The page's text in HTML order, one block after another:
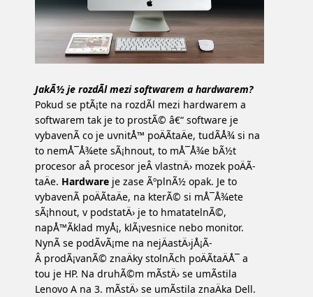
JakÃ½ je rozdÃ­l mezi softwarem a hardwarem?
Pokud se ptÃ¡te na rozdÃ­l mezi hardwarem a
softwarem tak je to prostÃ© â€“ software je
vybavenÃ­ co je uvnitÅ™ poÄÃ­taÄe, tudÃ­Å¾ si na
to nemÅ¯Å¾ete sÃ¡hnout, to mÅ¯Å¾e bÃ½t
procesor aÂ procesor jeÂ vlastnÄ› mozek poÄÃ­
taÄe. Hardware je zase ÃºplnÃ½ opak. Je to
vybavenÃ­ poÄÃ­taÄe, na kterÃ© si mÅ¯Å¾ete
sÃ¡hnout, v podstatÄ› je to hmatatelnÃ©,
napÅ™Ã­klad myÅ¡, klÃ¡vesnice nebo monitor.
NynÃ­ se podÃ­vÃ¡me na nejÄastÄ›jÅ¡Ã­
Â prodÃ¡vanÃ© znaÄky stolnÃ­ch poÄÃ­taÄÅ¯ a
tou je HP. Na druhÃ©m mÃ­stÄ› se umÃ­stila
Lenovo A na 3. mÃ­stÄ› se umÃ­stila znaÄka Dell.